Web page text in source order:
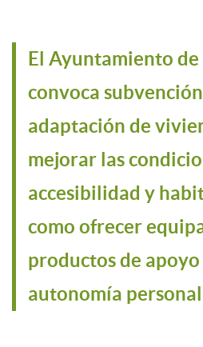
El Ayuntamiento de
convoca
adaptación de
mejorar las
accesibilidad y
como ofrecer
productos de
autonomía personal